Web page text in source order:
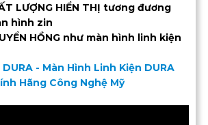
LƯỢNG HIỂN THỊ tương đương
hình zin
HỒNG như màn hình linh kiện
- Màn Hình Linh Kiện DURA
Hãng Công Nghệ Mỹ